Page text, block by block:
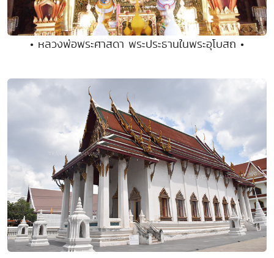
• หลวงพ่อพระศาสดา พระประธานในพระอุโบสถ •